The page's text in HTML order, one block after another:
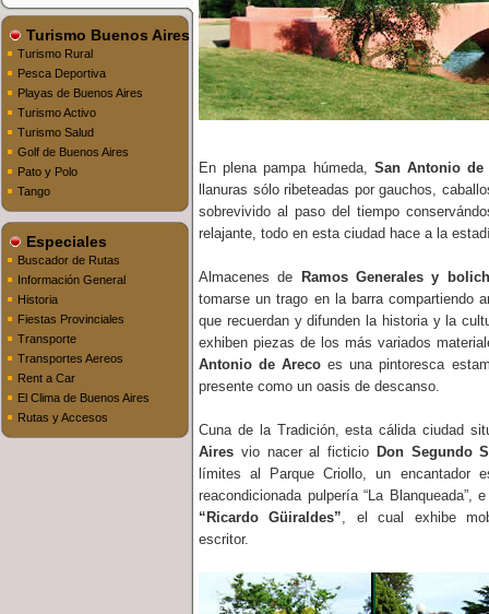
Turismo Buenos Aires
Turismo Rural
Pesca Deportiva
Playas de Buenos Aires
Turismo Activo
Turismo Salud
Golf de Buenos Aires
Pato y Polo
Tango
Especiales
Buscador de Rutas
Información General
Historia
Fiestas Provinciales
Transporte
Transportes Aereos
Rent a Car
El Clima de Buenos Aires
Rutas y Accesos
En plena pampa húmeda, San Antonio de
llanuras sólo ribeteadas por gauchos,
sobrevivido al paso del tiempo
relajante, todo en esta ciudad hace a la
Almacenes de
Ramos Generales y
tomarse un trago en la barra compartiendo
que recuerdan y difunden la historia y la
exhiben piezas de los más variados
Antonio de Areco es una pintoresca
presente como un oasis de descanso.
Cuna de la Tradición, esta cálida ciudad
Aires vio nacer al ficticio Don Segundo
límites al Parque Criollo, un encantador
reacondicionada pulpería “La Blanqueada”,
“Ricardo Güiraldes”, el cual exhibe
escritor.